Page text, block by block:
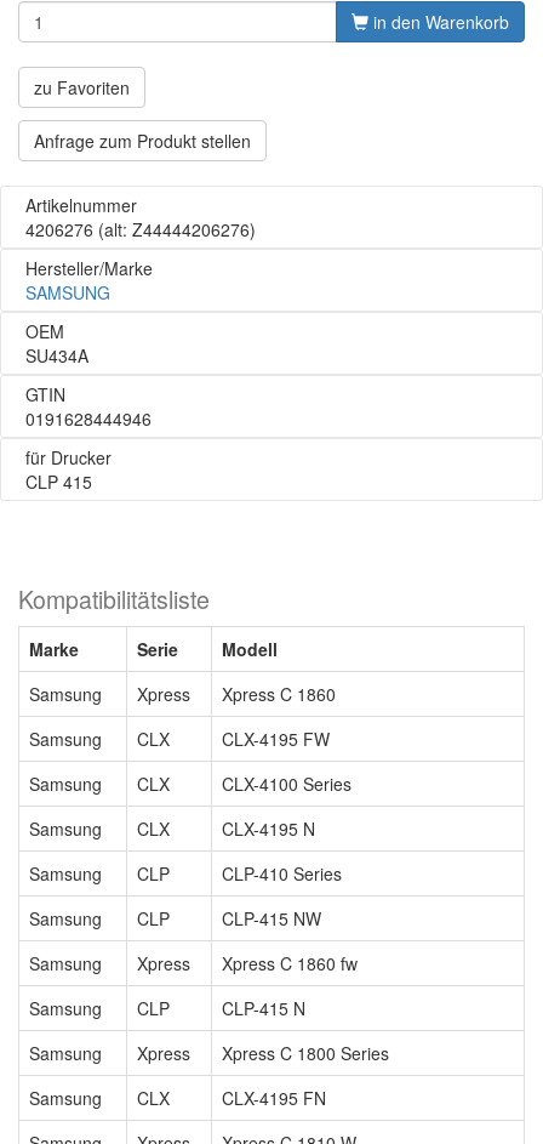
in den Warenkorb
zu Favoriten
Anfrage zum Produkt stellen
Artikelnummer
4206276 (alt: Z44444206276)
Hersteller/Marke
SAMSUNG
OEM
SU434A
GTIN
0191628444946
für Drucker
CLP 415
Kompatibilitätsliste
Marke Serie
Modell
Samsung
Xpress
Xpress C 1860
Samsung
CLX
CLX-4195 FW
Samsung
CLX
CLX-4100 Series
Samsung
CLX
CLX-4195 N
Samsung
CLP
CLP-410 Series
Samsung
CLP
CLP-415 NW
Samsung
Xpress
Xpress C 1860 fw
Samsung
CLP
CLP-415 N
Samsung
Xpress
Xpress C 1800 Series
Samsung
CLX
CLX-4195 FN